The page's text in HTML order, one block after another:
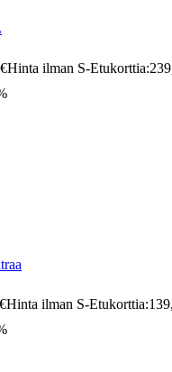
Hinta ilman S-Etukorttia:
Hinta ilman S-Etukorttia: